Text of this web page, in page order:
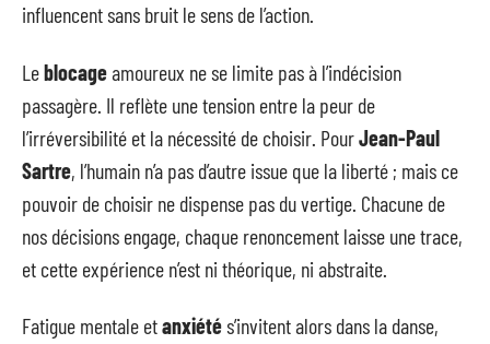
influencent sans bruit le sens de l’action.
Leblocageamoureux ne se limite pas à l’indécision
passagère. Il reflète une tension entre la peur de
l’irréversibilité et la nécessité de choisir. PourJean-Paul
Sartre, l’humain n’a pas d’autre issue que la liberté ; mais ce
pouvoir de choisir ne dispense pas du vertige. Chacune de
nos décisions engage, chaque renoncement laisse une trace,
et cette expérience n’est ni théorique, ni abstraite.
Fatigue mentale etanxiétés’invitent alors dans la danse,